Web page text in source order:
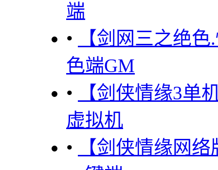
端
•
【剑网三之绝
色端GM
•
【剑侠情缘3单
虚拟机
•
【剑侠情缘网